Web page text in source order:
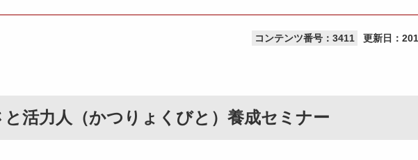
コンテンツ番号：3411 更新日：
と活力人（かつりょくびと）養成セミナー